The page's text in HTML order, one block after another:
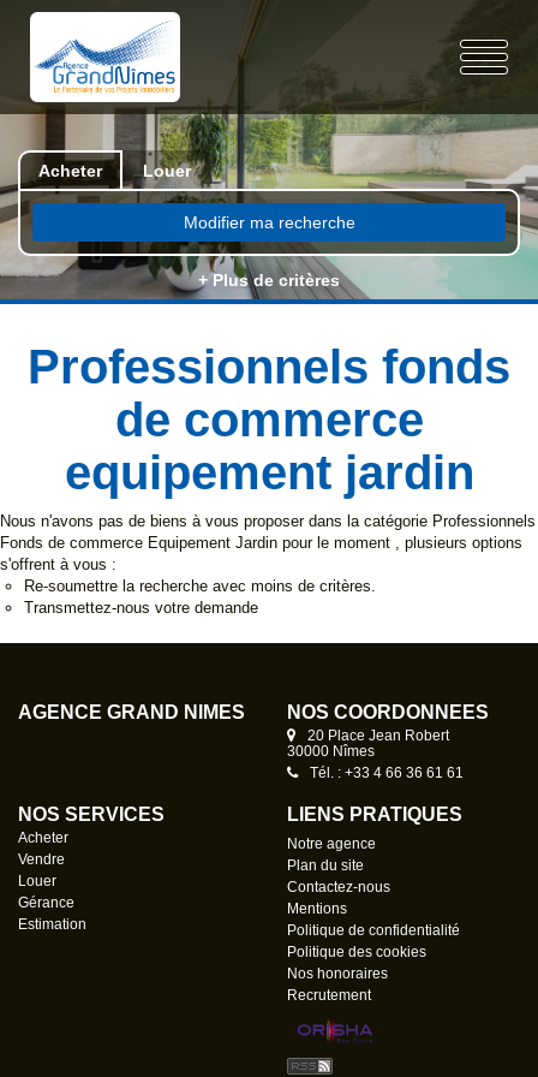
Acheter Louer
Modifier ma recherche
+ Plus de critères
Professionnels fonds
de commerce
equipement jardin
Nous n'avons pas de biens à vous proposer dans la catégorie Professionnels
Fonds de commerce Equipement Jardin pour le moment , plusieurs options
s'offrent à vous :
Re-soumettre la recherche avec moins de critères.
Transmettez-nous votre demande
AGENCE GRAND NÎMES NOS COORDONNÉES
20 Place Jean Robert
30000 Nîmes
Tél. : +33 4 66 36 61 61
NOS SERVICES
Acheter
Vendre
Louer
Gérance
Estimation
LIENS PRATIQUES
Notre agence
Plan du site
Contactez-nous
Mentions
Politique de confidentialité
Politique des cookies
Nos honoraires
Recrutement